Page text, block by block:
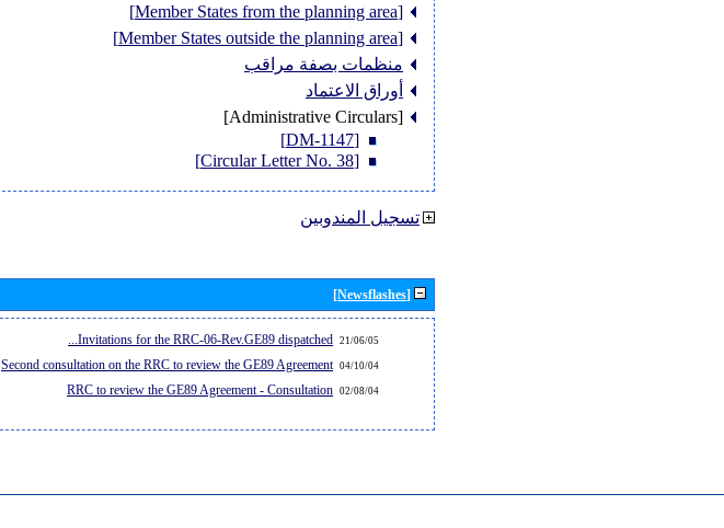
[Member States from the planning area]
[Member States outside the planning area]
منظمات بصفة مراقب
أوراق الاعتماد
[Administrative Circulars]
[DM-1147]
[Circular Letter No. 38]
تسجيل المندوبين
[Newsflashes]
21/06/05
Invitations for the RRC-06-Rev.GE89 dispatched...
04/10/04
Second consultation on the RRC to review the GE89 Agreement
02/08/04
RRC to review the GE89 Agreement - Consultation